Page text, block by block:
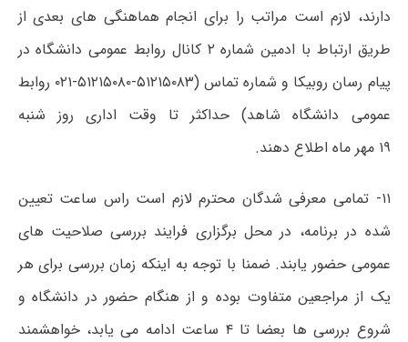
دارند، لازم است مراتب را برای انجام هماهنگی های بعدی از
طریق ارتباط با ادمین شماره ۲ کانال روابط عمومی دانشگاه در
پیام رسان روبیکا و شماره تماس (۵۱۲۱۵۰۸۳-۵۱۲۱۵۰۸۰-۰۲۱ روابط
عمومی دانشگاه شاهد) حداکثر تا وقت اداری روز شنبه
۱۹ مهر ماه اطلاع دهند.
۱۱- تمامی معرفی شدگان محترم لازم است راس ساعت تعیین
شده در برنامه، در محل برگزاری فرایند بررسی صلاحیت های
عمومی حضور یابند. ضمنا با توجه به اینکه زمان بررسی برای هر
یک از مراجعین متفاوت بوده و از هنگام حضور در دانشگاه و
شروع بررسی ها بعضا تا ۴ ساعت ادامه می یابد، خواهشمند